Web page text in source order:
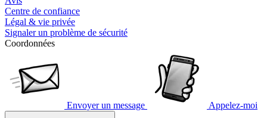
Centre de confiance
Légal & vie privée
Signaler un problème de sécurité
Coordonnées
Envoyer un message Appelez-moi